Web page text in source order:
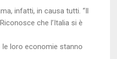
infatti, in causa tutti. “Il
che l’Italia si è
loro economie stanno